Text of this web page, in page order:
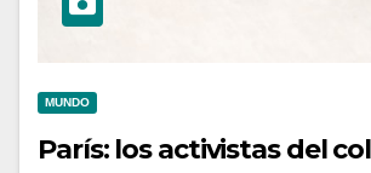
MUNDO
París: los activistas del